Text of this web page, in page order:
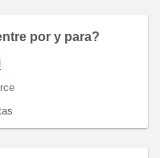
por y para?